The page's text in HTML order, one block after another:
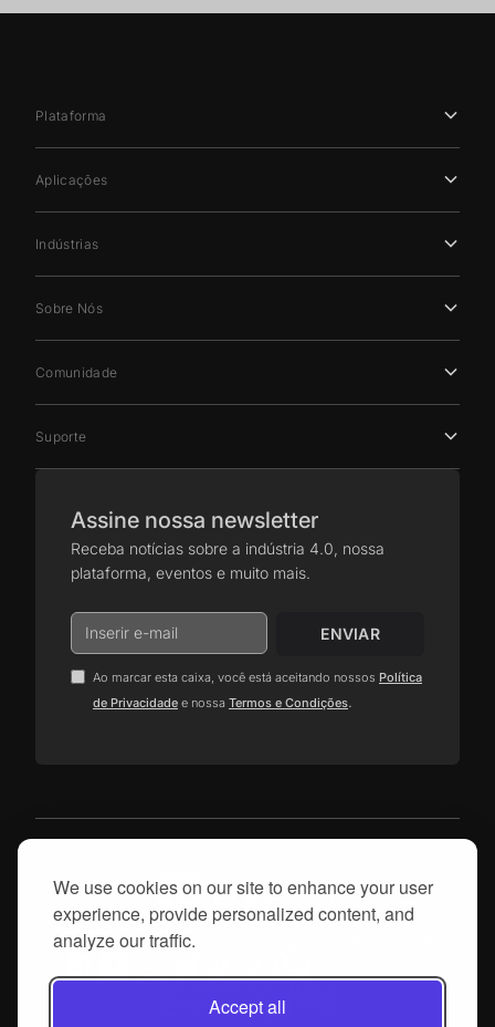
We use cookies on our site to enhance your user
experience, provide personalized content, and
analyze our traffic.
Accept all
Plataforma
Aplicações
Indústrias
Sobre Nós
Comunidade
Suporte
Assine nossa newsletter
Receba notícias sobre a indústria 4.0, nossa
plataforma, eventos e muito mais.
Ao marcar esta caixa, você está aceitando nossos Política
de Privacidade e nossa Termos e Condições.
© 2025, proGrow, S.A. Todos os Direitos Reservados